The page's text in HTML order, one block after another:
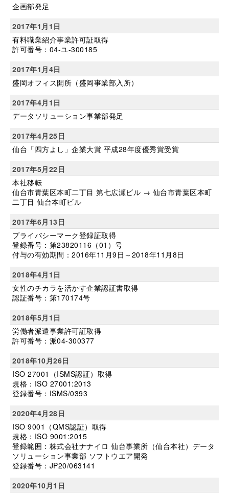
企画部発足
2017年1月1日
有料職業紹介事業許可証取得
許可番号：04-ユ-300185
2017年1月4日
盛岡オフィス開所（盛岡事業部入所）
2017年4月1日
データソリューション事業部発足
2017年4月25日
仙台「四方よし」企業大賞 平成28年度優秀賞受賞
2017年5月22日
本社移転
仙台市青葉区本町二丁目 第七広瀬ビル → 仙台市青葉区本町
二丁目 仙台本町ビル
2017年6月13日
プライバシーマーク登録証取得
登録番号：第23820116（01）号
付与の有効期間：2016年11月9日～2018年11月8日
2018年4月1日
女性のチカラを活かす企業認証書取得
認証番号：第170174号
2018年5月1日
労働者派遣事業許可証取得
許可番号：派04-300377
2018年10月26日
ISO 27001（ISMS認証）取得
規格：ISO 27001:2013
登録番号：ISMS/0393
2020年4月28日
ISO 9001（QMS認証）取得
規格：ISO 9001:2015
登録範囲：株式会社ナナイロ 仙台事業所（仙台本社）データ
ソリューション事業部 ソフトウエア開発
登録番号：JP20/063141
2020年10月1日